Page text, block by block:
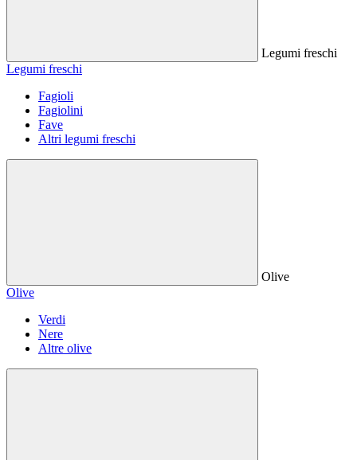
Legumi freschi
Legumi freschi
Fagioli
Fagiolini
Fave
Altri legumi freschi
Olive
Olive
Verdi
Nere
Altre olive